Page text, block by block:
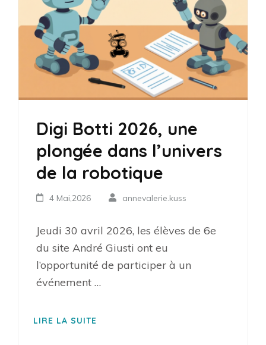
Digi Botti 2026, une
plongée dans l’univers
de la robotique
4 Mai,2026 annevalerie.kuss
Jeudi 30 avril 2026, les élèves de 6e
du site André Giusti ont eu
l’opportunité de participer à un
événement …
LIRE LA SUITE